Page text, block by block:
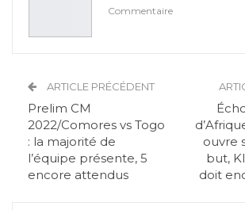
Commentaire
ARTICLE PRÉCÉDENT
Prelim CM
2022/Comores vs Togo
: la majorité de
l’équipe présente, 5
encore attendus
ouvre
but,
doit